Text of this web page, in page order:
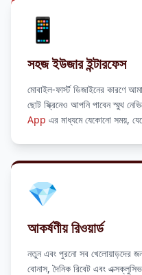
29/06/2026 মজি*** রিবেট
29/06/2026 সবুজ*** জ্যাকপট
📱
সহজ ইউজার ইন্টারফেস
মোবাইল-ফার্স্ট ডিজাইনের কারণে
ছোট স্ক্রিনেও আপনি পাবেন স্মুথ
App এর মাধ্যমে যেকোনো সময়,
💎
আকর্ষণীয় রিওয়ার্ড
নতুন এবং পুরনো সব খেলোয়াড়দের
বোনাস, দৈনিক রিবেট এবং এক্সক্লুসিভ